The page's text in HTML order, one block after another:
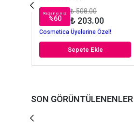
Kazancınız
%60
₺ 508.00
₺ 203.00
Cosmetica Üyelerine Özel!
Sepete Ekle
SON GÖRÜNTÜLENENLER